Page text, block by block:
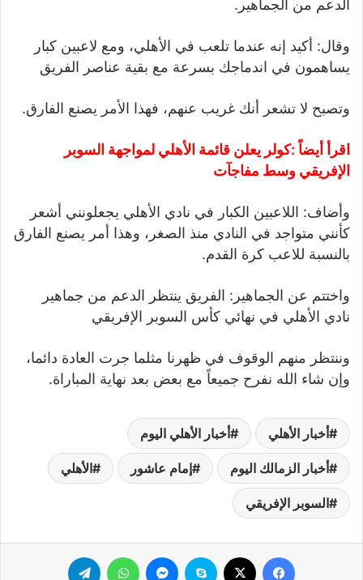
الدعم من الجماهير.
وقال: أكيد إنه عندما تلعب في الأهلي، ومع لاعبين كبار
يساهمون في اندماجك بسرعة مع بقية عناصر الفريق
وتصبح لا تشعر أنك غريب عنهم، فهذا الأمر يصنع الفارق.
اقرأ أيضاً :كولر يعلن قائمة الأهلي لمواجهة السوبر
الإفريقي وسط مفاجآت
وأضاف: اللاعبين الكبار في نادي الأهلي يجعلونني أشعر
كأنني متواجد في النادي منذ الصغر، وهذا أمر يصنع الفارق
بالنسبة للاعب كرة القدم.
واختتم عن الجماهير: الفريق ينتظر الدعم من جماهير
نادي الأهلي في نهائي كأس السوبر الإفريقي
وننتظر منهم الوقوف في ظهرنا مثلما جرت العادة دائما،
وإن شاء الله نفرح جميعاً مع بعض بعد نهاية المباراة.
أخبار الأهلي أخبار الأهلي اليوم
أخبار الزمالك اليوم إمام عاشور الأهلي
السوبر الإفريقي
فيسبوك سكايب ماسنجر واتساب